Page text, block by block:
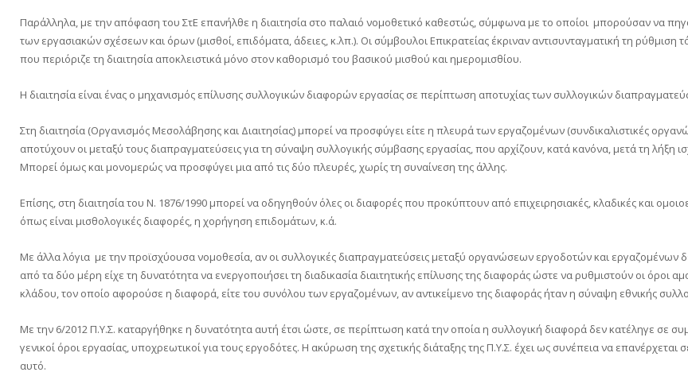
Παράλληλα, με την απόφαση του ΣτΕ επανήλθε η διαιτησία στο παλαιό νομοθετικό καθεστώς, σύμφωνα με το οποίοι μπορούσαν να
των εργασιακών σχέσεων και όρων (μισθοί, επιδόματα, άδειες, κ.λπ.). Οι σύμβουλοι Επικρατείας έκριναν αντισυνταγματική τη ρύθμιση
που περιόριζε τη διαιτησία αποκλειστικά μόνο στον καθορισμό του βασικού μισθού και ημερομισθίου.
Η διαιτησία είναι ένας ο μηχανισμός επίλυσης συλλογικών διαφορών εργασίας σε περίπτωση αποτυχίας των συλλογικών
Στη διαιτησία (Οργανισμός Μεσολάβησης και Διαιτησίας) μπορεί να προσφύγει είτε η πλευρά των εργαζομένων (συνδικαλιστικές
αποτύχουν οι μεταξύ τους διαπραγματεύσεις για τη σύναψη συλλογικής σύμβασης εργασίας, που αρχίζουν, κατά κανόνα, μετά τη λήξη
Μπορεί όμως και μονομερώς να προσφύγει μια από τις δύο πλευρές, χωρίς τη συναίνεση της άλλης.
Επίσης, στη διαιτησία του Ν. 1876/1990 μπορεί να οδηγηθούν όλες οι διαφορές που προκύπτουν από επιχειρησιακές, κλαδικές και
όπως είναι μισθολογικές διαφορές, η χορήγηση επιδομάτων, κ.ά.
Με άλλα λόγια με την προϊσχύουσα νομοθεσία, αν οι συλλογικές διαπραγματεύσεις μεταξύ οργανώσεων εργοδοτών και εργαζομένων
από τα δύο μέρη είχε τη δυνατότητα να ενεργοποιήσει τη διαδικασία διαιτητικής επίλυσης της διαφοράς ώστε να ρυθμιστούν οι όροι
κλάδου, τον οποίο αφορούσε η διαφορά, είτε του συνόλου των εργαζομένων, αν αντικείμενο της διαφοράς ήταν η σύναψη εθνικής
Με την 6/2012 Π.Υ.Σ. καταργήθηκε η δυνατότητα αυτή έτσι ώστε, σε περίπτωση κατά την οποία η συλλογική διαφορά δεν κατέληγε σε
γενικοί όροι εργασίας, υποχρεωτικοί για τους εργοδότες. Η ακύρωση της σχετικής διάταξης της Π.Υ.Σ. έχει ως συνέπεια να
αυτό.